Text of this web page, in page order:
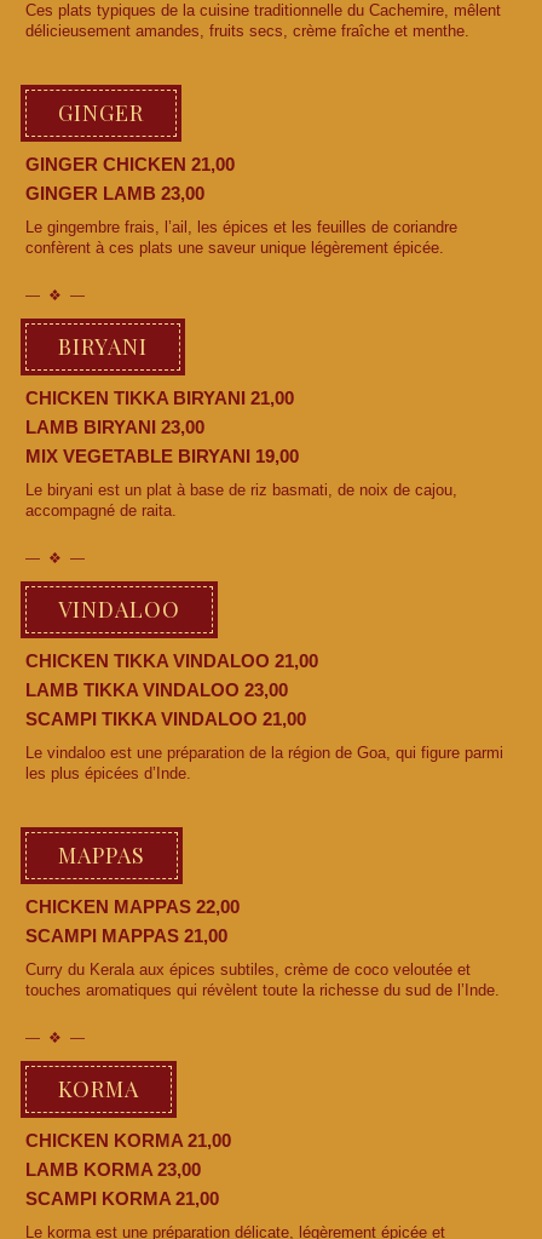
Ces plats typiques de la cuisine traditionnelle du Cachemire, mêlent
délicieusement amandes, fruits secs, crème fraîche et menthe.
GINGER
GINGER CHICKEN 21,00
GINGER LAMB 23,00
Le gingembre frais, l’ail, les épices et les feuilles de coriandre
confèrent à ces plats une saveur unique légèrement épicée.
BIRYANI
CHICKEN TIKKA BIRYANI 21,00
LAMB BIRYANI 23,00
MIX VEGETABLE BIRYANI 19,00
Le biryani est un plat à base de riz basmati, de noix de cajou,
accompagné de raita.
VINDALOO
CHICKEN TIKKA VINDALOO 21,00
LAMB TIKKA VINDALOO 23,00
SCAMPI TIKKA VINDALOO 21,00
Le vindaloo est une préparation de la région de Goa, qui figure parmi
les plus épicées d’Inde.
MAPPAS
CHICKEN MAPPAS 22,00
SCAMPI MAPPAS 21,00
Curry du Kerala aux épices subtiles, crème de coco veloutée et
touches aromatiques qui révèlent toute la richesse du sud de l’Inde.
KORMA
CHICKEN KORMA 21,00
LAMB KORMA 23,00
SCAMPI KORMA 21,00
Le korma est une préparation délicate, légèrement épicée et